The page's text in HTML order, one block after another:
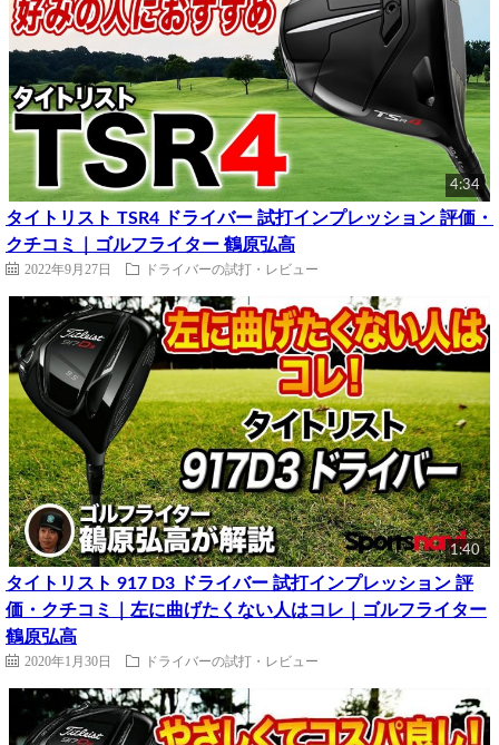
4:34
タイトリスト TSR4 ドライバー 試打インプレッション 評価・
クチコミ｜ゴルフライター 鶴原弘高
2022年9月27日 ドライバーの試打・レビュー
1:40
タイトリスト 917 D3 ドライバー 試打インプレッション 評
価・クチコミ｜左に曲げたくない人はコレ｜ゴルフライター
鶴原弘高
2020年1月30日 ドライバーの試打・レビュー